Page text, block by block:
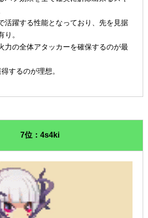
活躍する性能となっており、先を見据
り。
力の全体アタッカーを確保するのが最
するのが理想。
7位：4s4ki